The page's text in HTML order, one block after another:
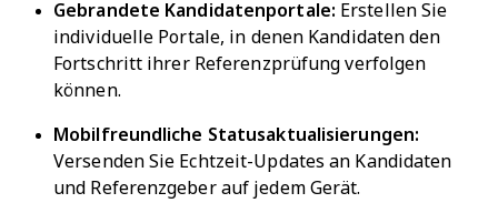
Gebrandete Kandidatenportale: Erstellen Sie
individuelle Portale, in denen Kandidaten den
Fortschritt ihrer Referenzprüfung verfolgen
können.
Mobilfreundliche Statusaktualisierungen:
Versenden Sie Echtzeit-Updates an Kandidaten
und Referenzgeber auf jedem Gerät.